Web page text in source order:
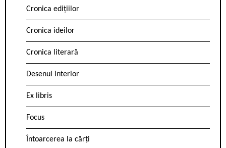
Cronica edițiilor
Cronica ideilor
Cronica literară
Desenul interior
Ex libris
Focus
Întoarcerea la cărți